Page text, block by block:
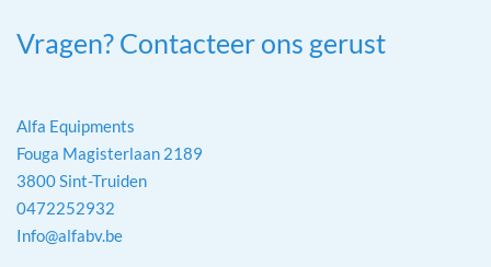
Vragen? Contacteer ons gerust
Alfa Equipments
Fouga Magisterlaan 2189
3800 Sint-Truiden
0472252932
Info@alfabv.be